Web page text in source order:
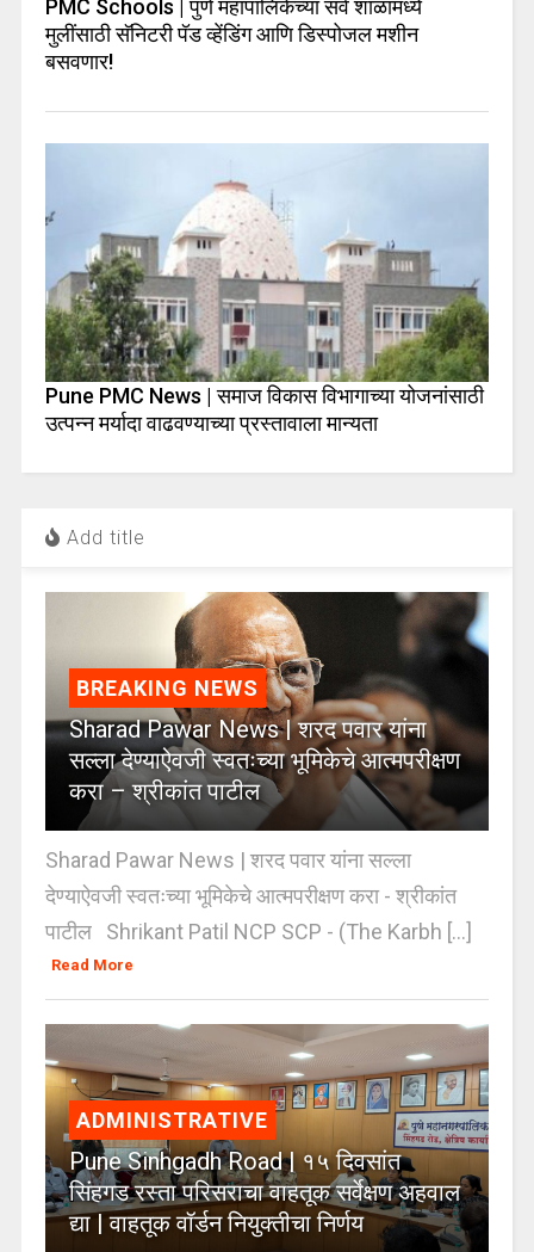
PMC Schools | पुणे महापालिकेच्या सर्व शाळांमध्ये
मुलींसाठी सॅनिटरी पॅड व्हेंडिंग आणि डिस्पोजल मशीन
बसवणार!
Pune PMC News | समाज विकास विभागाच्या योजनांसाठी
उत्पन्न मर्यादा वाढवण्याच्या प्रस्तावाला मान्यता
Add title
BREAKING NEWS
Sharad Pawar News | शरद पवार यांना
सल्ला देण्याऐवजी स्वतःच्या भूमिकेचे आत्मपरीक्षण
करा – श्रीकांत पाटील
Sharad Pawar News | शरद पवार यांना सल्ला
देण्याऐवजी स्वतःच्या भूमिकेचे आत्मपरीक्षण करा - श्रीकांत
पाटील Shrikant Patil NCP SCP - (The Karbh [...]
Read More
ADMINISTRATIVE
Pune Sinhgadh Road | १५ दिवसांत
सिंहगड रस्ता परिसराचा वाहतूक सर्वेक्षण अहवाल
द्या | वाहतूक वॉर्डन नियुक्तीचा निर्णय